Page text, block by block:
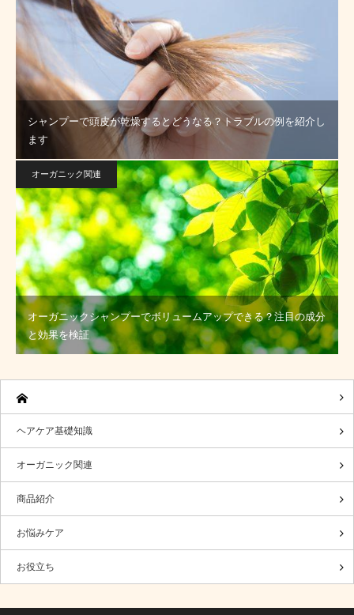
シャンプーで頭皮が乾燥するとどうなる？トラブルの例を紹介し
ます
オーガニック関連
オーガニックシャンプーでボリュームアップできる？注目の成分
と効果を検証
ヘアケア基礎知識
オーガニック関連
商品紹介
お悩みケア
お役立ち